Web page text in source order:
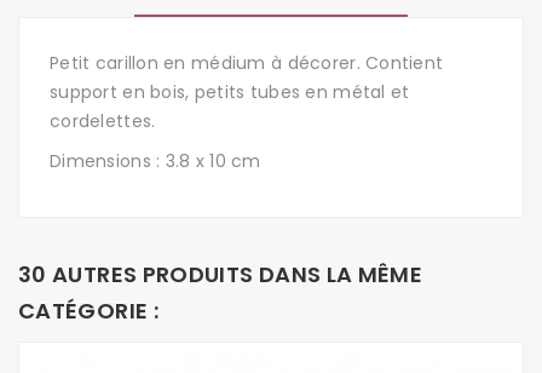
Petit carillon en médium à décorer. Contient
support en bois, petits tubes en métal et
cordelettes.
Dimensions : 3.8 x 10 cm
30 AUTRES PRODUITS DANS LA MÊME
CATÉGORIE :